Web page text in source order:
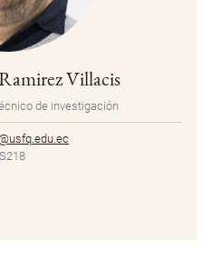
Villacis
de investigación